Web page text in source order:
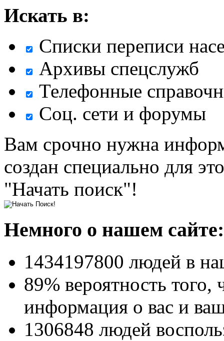
Искать в:
Списки переписи
Архивы спецслужб
Телефонные
Соц. сети и форумы
Вам срочно нужна
создан специально для
"Начать поиск"!
Немного о нашем сайте:
1434197800 людей в
89% вероятность того,
информация о вас и
1306848 людей